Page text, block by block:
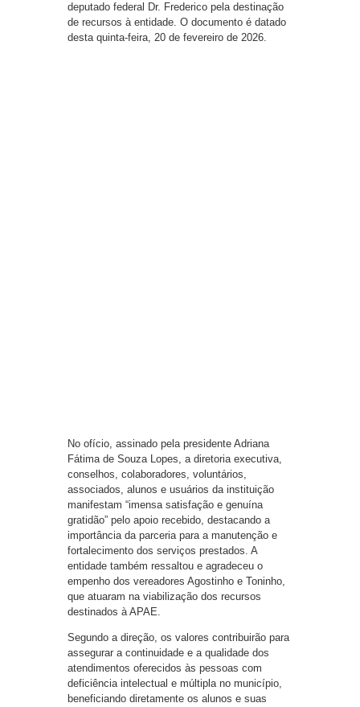
deputado federal Dr. Frederico pela destinação
de recursos à entidade. O documento é datado
desta quinta-feira, 20 de fevereiro de 2026.
No ofício, assinado pela presidente Adriana
Fátima de Souza Lopes, a diretoria executiva,
conselhos, colaboradores, voluntários,
associados, alunos e usuários da instituição
manifestam “imensa satisfação e genuína
gratidão” pelo apoio recebido, destacando a
importância da parceria para a manutenção e
fortalecimento dos serviços prestados. A
entidade também ressaltou e agradeceu o
empenho dos vereadores Agostinho e Toninho,
que atuaram na viabilização dos recursos
destinados à APAE.
Segundo a direção, os valores contribuirão para
assegurar a continuidade e a qualidade dos
atendimentos oferecidos às pessoas com
deficiência intelectual e múltipla no município,
beneficiando diretamente os alunos e suas